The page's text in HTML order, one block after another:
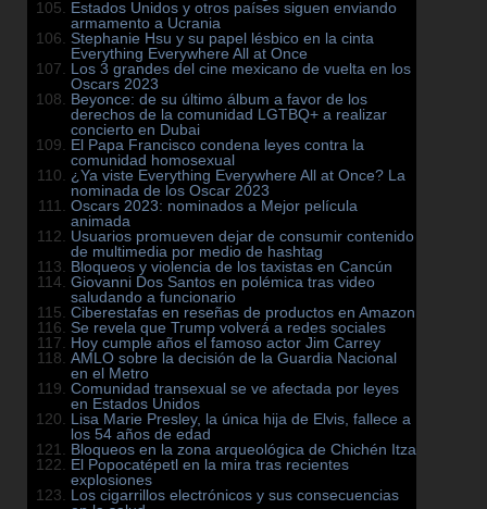
Estados Unidos y otros países siguen enviando
armamento a Ucrania
Stephanie Hsu y su papel lésbico en la cinta
Everything Everywhere All at Once
Los 3 grandes del cine mexicano de vuelta en los
Oscars 2023
Beyonce: de su último álbum a favor de los
derechos de la comunidad LGTBQ+ a realizar
concierto en Dubai
El Papa Francisco condena leyes contra la
comunidad homosexual
¿Ya viste Everything Everywhere All at Once? La
nominada de los Oscar 2023
Oscars 2023: nominados a Mejor película
animada
Usuarios promueven dejar de consumir contenido
de multimedia por medio de hashtag
Bloqueos y violencia de los taxistas en Cancún
Giovanni Dos Santos en polémica tras video
saludando a funcionario
Ciberestafas en reseñas de productos en Amazon
Se revela que Trump volverá a redes sociales
Hoy cumple años el famoso actor Jim Carrey
AMLO sobre la decisión de la Guardia Nacional
en el Metro
Comunidad transexual se ve afectada por leyes
en Estados Unidos
Lisa Marie Presley, la única hija de Elvis, fallece a
los 54 años de edad
Bloqueos en la zona arqueológica de Chichén Itza
El Popocatépetl en la mira tras recientes
explosiones
Los cigarrillos electrónicos y sus consecuencias